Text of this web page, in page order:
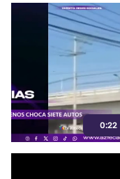
0:22